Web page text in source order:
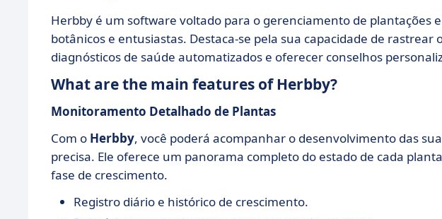
Herbby é um software voltado para o gerenciamento de plantações
botânicos e entusiastas. Destaca-se pela sua capacidade de
diagnósticos de saúde automatizados e oferecer conselhos
What are the main features of Herbby?
Monitoramento Detalhado de Plantas
Com o Herbby, você poderá acompanhar o desenvolvimento das
precisa. Ele oferece um panorama completo do estado de cada
fase de crescimento.
Registro diário e histórico de crescimento.